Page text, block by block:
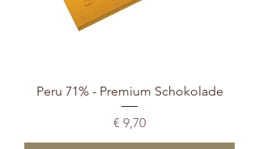
Peru 71% - Premium Schokolade
Preis
€ 9,70